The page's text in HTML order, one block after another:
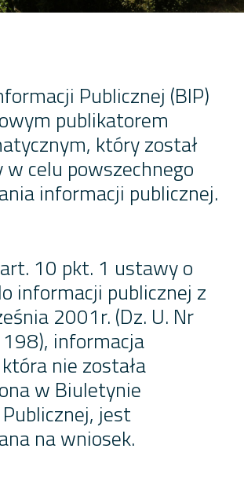
Publicznej (BIP)
publikatorem
który został
celu powszechnego
informacji publicznej.
10 pkt. 1 ustawy o
informacji publicznej z
2001r. (Dz. U. Nr
informacja
nie została
w Biuletynie
jest
na wniosek.